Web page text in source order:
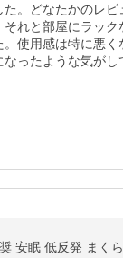
。どなたかのレビ
れと部屋にラック
使用感は特に悪く
ったような気がし
安眠 低反発 ま